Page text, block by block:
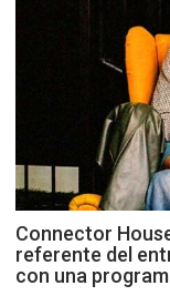
Connector
referente del
con una